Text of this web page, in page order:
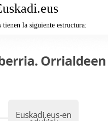
la siguiente estructura: